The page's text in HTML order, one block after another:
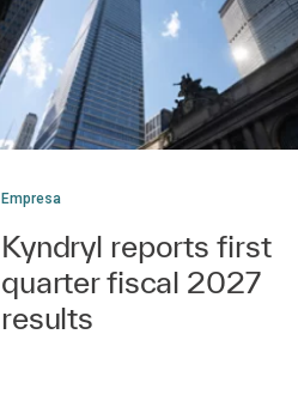
Empresa
Kyndryl reports first
quarter fiscal 2027
results